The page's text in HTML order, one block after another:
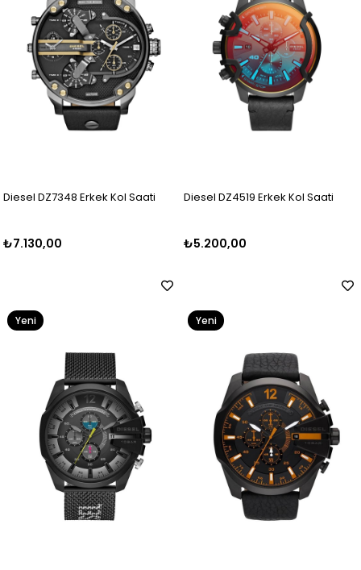
Diesel DZ7348 Erkek Kol Saati
₺7.130,00
Diesel DZ4519 Erkek Kol Saati
₺5.200,00
Yeni
Yeni